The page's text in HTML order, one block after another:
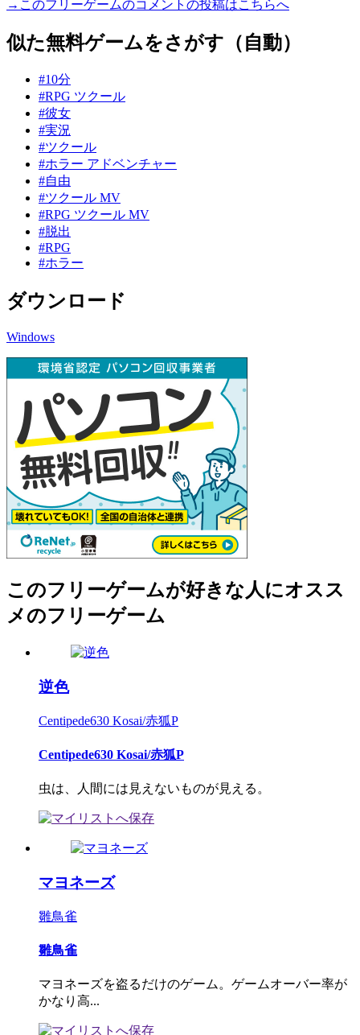
→このフリーゲームのコメントの投稿はこちらへ
似た無料ゲームをさがす（自動）
#10分
#RPG ツクール
#彼女
#実況
#ツクール
#ホラー アドベンチャー
#自由
#ツクール MV
#RPG ツクール MV
#脱出
#RPG
#ホラー
ダウンロード
Windows
このフリーゲームが好きな人にオスス
メのフリーゲーム
逆色
Centipede630 Kosai/赤狐P
Centipede630 Kosai/赤狐P
虫は、人間には見えないものが見える。
マヨネーズ
雛鳥雀
雛鳥雀
マヨネーズを盗るだけのゲーム。ゲームオーバー率が
かなり高...